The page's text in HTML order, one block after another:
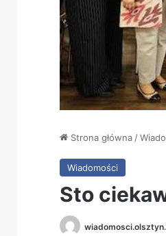
Strona główna /
Wiadomości
Sto